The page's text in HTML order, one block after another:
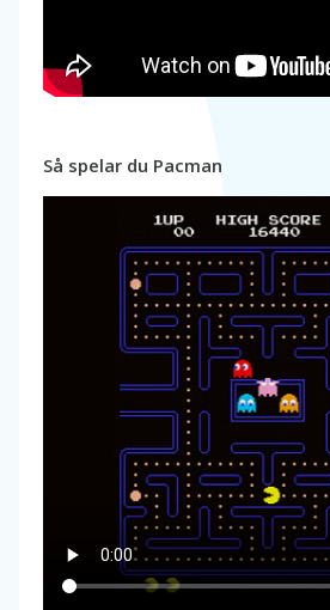
Så spelar du Pacman